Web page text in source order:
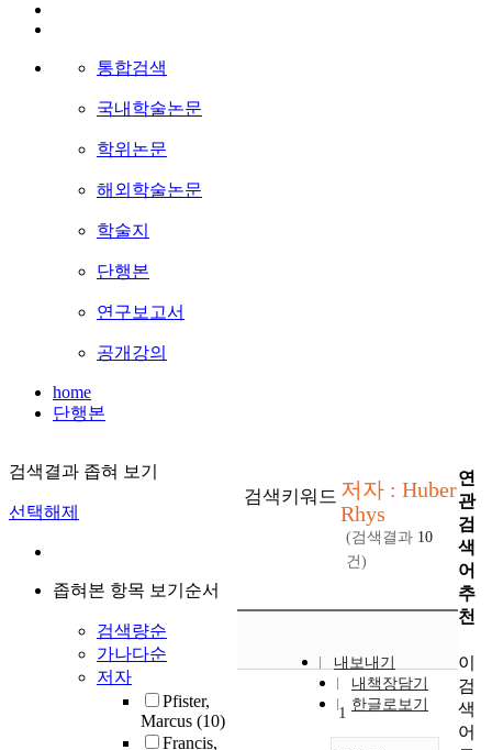
통합검색
국내학술논문
학위논문
해외학술논문
학술지
단행본
연구보고서
공개강의
home
단행본
검색결과 좁혀 보기
선택해제
좁혀본 항목 보기순서
검색량순
가나다순
저자
Pfister,
Marcus (10)
Francis,
검색키워드 저자 : Huber
Rhys
(검색결과 10
건)
내보내기
내책장담기
한글로보기
1
연
관
검
색
어
추
천
이
검
색
어